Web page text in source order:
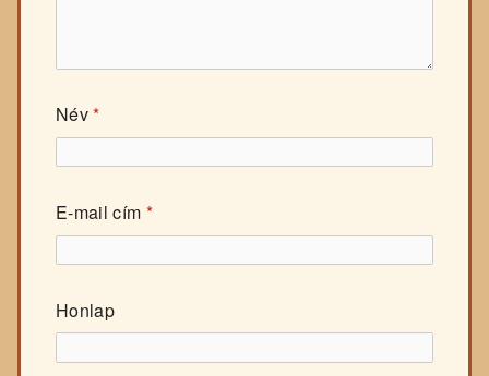
Név*
E-mail cím *
Honlap